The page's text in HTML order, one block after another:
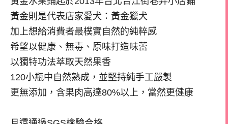
黃金則是代表店家愛犬：黃金獵犬
加上想給消費者最樸實自然的純粹感
希望以健康、無毒、原味打造味蕾
以獨特功法萃取天然果香
120小瓶中自然熟成，並堅持純手工嚴製
更無添加，含果肉高達80%以上，當然更健康